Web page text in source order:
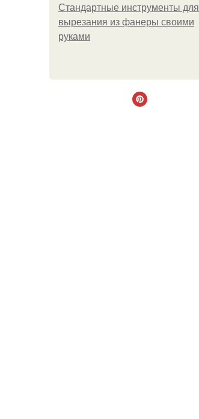
Стандартные инструменты для
вырезания из фанеры своими
руками